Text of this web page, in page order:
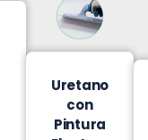
Uretano
con
Pintura